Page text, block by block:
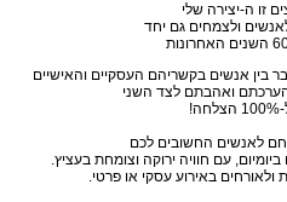
זו ה-יצירה שלי
ולצמחים גם יחד
בין אנשים בקשריהם העסקיים והאישיים
ואהבתם לצד השני
לאנשים החשובים לכם
עם חוויה ירוקה וצומחת בעציץ.
ולאורחים באירוע עסקי או פרטי.